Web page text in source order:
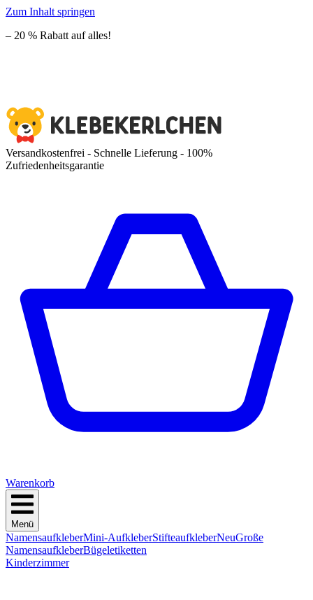
Zum Inhalt springen
– 20 % Rabatt auf alles!
Versandkostenfrei - Schnelle Lieferung - 100%
Zufriedenheitsgarantie
Warenkorb
Menü
NamensaufkleberMini-AufkleberStifteaufkleberNeuGroße
NamensaufkleberBügeletiketten
Kinderzimmer